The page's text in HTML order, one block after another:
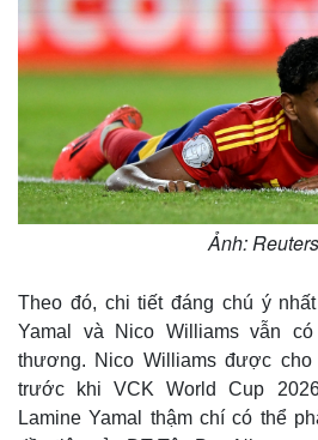
Ảnh:
Theo đó, chi tiết đáng chú ý
Yamal và Nico Williams vẫn
thương. Nico Williams được
trước khi VCK World Cup
Lamine Yamal thậm chí có thể